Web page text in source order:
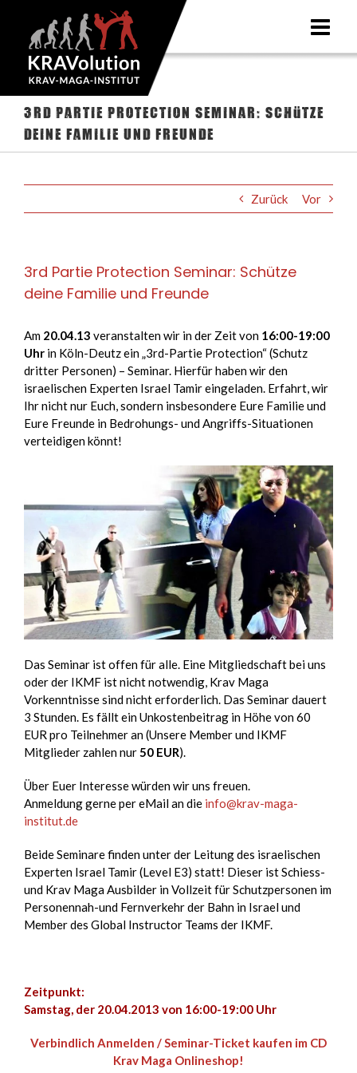
springen
3rd Partie Protection Seminar: Schütze
deine Familie und Freunde
Zurück Vor
3rd Partie Protection Seminar: Schütze
deine Familie und Freunde
Am 20.04.13 veranstalten wir in der Zeit von 16:00-19:00
Uhr in Köln-Deutz ein „3rd-Partie Protection“ (Schutz
dritter Personen) – Seminar. Hierfür haben wir den
israelischen Experten Israel Tamir eingeladen. Erfahrt, wir
Ihr nicht nur Euch, sondern insbesondere Eure Familie und
Eure Freunde in Bedrohungs- und Angriffs-Situationen
verteidigen könnt!
Das Seminar ist offen für alle. Eine Mitgliedschaft bei uns
oder der IKMF ist nicht notwendig, Krav Maga
Vorkenntnisse sind nicht erforderlich. Das Seminar dauert
3 Stunden. Es fällt ein Unkostenbeitrag in Höhe von 60
EUR pro Teilnehmer an (Unsere Member und IKMF
Mitglieder zahlen nur50 EUR).
Über Euer Interesse würden wir uns freuen.
Anmeldung gerne per eMail an die info@krav-maga-
institut.de
Beide Seminare finden unter der Leitung des israelischen
Experten Israel Tamir (Level E3) statt! Dieser ist Schiess-
und Krav Maga Ausbilder in Vollzeit für Schutzpersonen im
Personennah-und Fernverkehr der Bahn in Israel und
Member des Global Instructor Teams der IKMF.
Zeitpunkt:
Samstag, der 20.04.2013 von 16:00-19:00 Uhr
Verbindlich Anmelden / Seminar-Ticket kaufen im CD
Krav Maga Onlineshop!